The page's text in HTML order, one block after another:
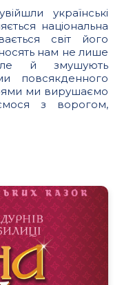
українські
національна
світ його
нам не лише
й змушують
повсякденного
ми вирушаємо
з ворогом,